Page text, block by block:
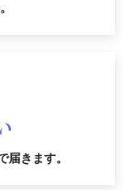
届きます。